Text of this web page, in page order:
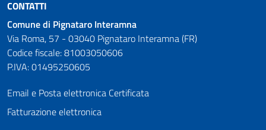
CONTATTI
Comune di Pignataro Interamna
Via Roma, 57 - 03040 Pignataro Interamna (FR)
Codice fiscale: 81003050606
P.IVA: 01495250605
Email e Posta elettronica Certificata
Fatturazione elettronica